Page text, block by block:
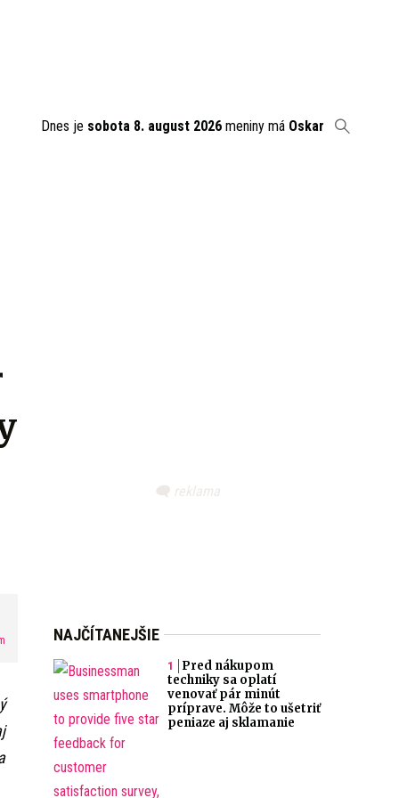
Dnes je sobota 8. august 2026 meniny má Oskar
NAJČÍTANEJŠIE
Pred nákupom
techniky sa oplatí
venovať pár minút
príprave. Môže to ušetriť
peniaze aj sklamanie